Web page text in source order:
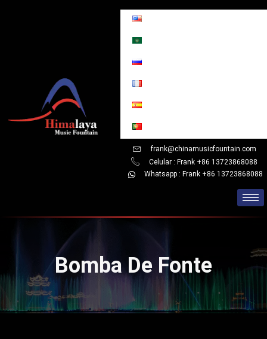
frank@chinamusicfountain.com
Celular : Frank +86 13723868088
Whatsapp : Frank +86 13723868088
Bomba De Fonte